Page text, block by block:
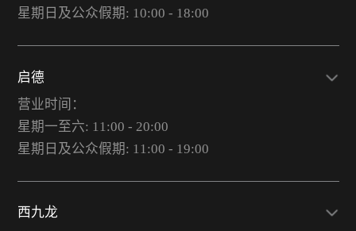
星期日及公众假期: 10:00 - 18:00
启德
营业时间：
星期一至六: 11:00 - 20:00
星期日及公众假期: 11:00 - 19:00
西九龙